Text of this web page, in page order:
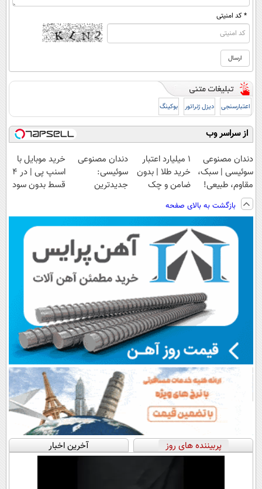
* کد امنیتی
اعتبارسنجی دیزل ژنراتور بوکینگ
از سراسر وب
دندان مصنوعی
سوئیسی | سبک،
مقاوم، طبیعی!
ویزیت
رایگان+پرداخت
اقساطی😍
۱ میلیارد اعتبار
خرید طلا | بدون
ضامن و چک
دندان مصنوعی
سوئیسی:
جدیدترین
پرداخت قسطی
خرید موبایل با
اسنپ پی | در ۴
قسط بدون سود
بازگشت به بالای صفحه
پربیننده های روز آخرین اخبار